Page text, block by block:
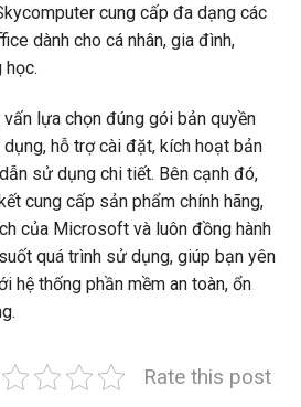
cung cấp đa dạng các
dành cho cá nhân, gia đình,
học.
lựa chọn đúng gói bản quyền
hỗ trợ cài đặt, kích hoạt bản
sử dụng chi tiết. Bên cạnh đó,
cung cấp sản phẩm chính hãng,
của Microsoft và luôn đồng hành
quá trình sử dụng, giúp bạn yên
hệ thống phần mềm an toàn, ổn
Rate this post